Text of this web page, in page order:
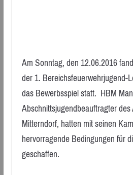
Am Sonntag, den 12.06.2016
der 1. Bereichsfeuerwehrjugend-
das Bewerbsspiel statt. HBM
Abschnittsjugendbeauftragter
Mitterndorf, hatten mit seinen
hervorragende Bedingungen für
geschaffen.